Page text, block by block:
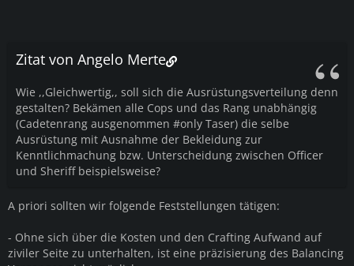
Zitat von Angelo Merte
Wie ,,Gleichwertig,, soll sich die Ausrüstungsverteilung denn
gestalten? Bekämen alle Cops und das Rang unabhängig
(Cadetenrang ausgenommen #only Taser) die selbe
Ausrüstung mit Ausnahme der Bekleidung zur
Kenntlichmachung bzw. Unterscheidung zwischen Officer
und Sheriff beispielsweise?
A priori sollten wir folgende Feststellungen tätigen:
- Ohne sich über die Kosten und den Crafting Aufwand auf
ziviler Seite zu unterhalten, ist eine präzisierung des Balancing